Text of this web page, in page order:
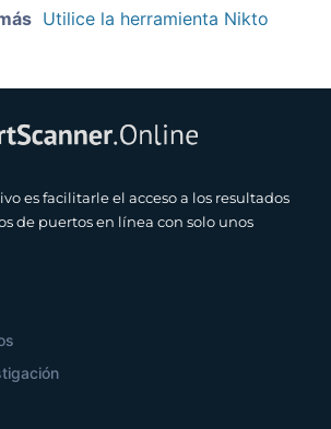
Utilice la herramienta Nikto
es facilitarle el acceso a los resultados
de puertos en línea con solo unos